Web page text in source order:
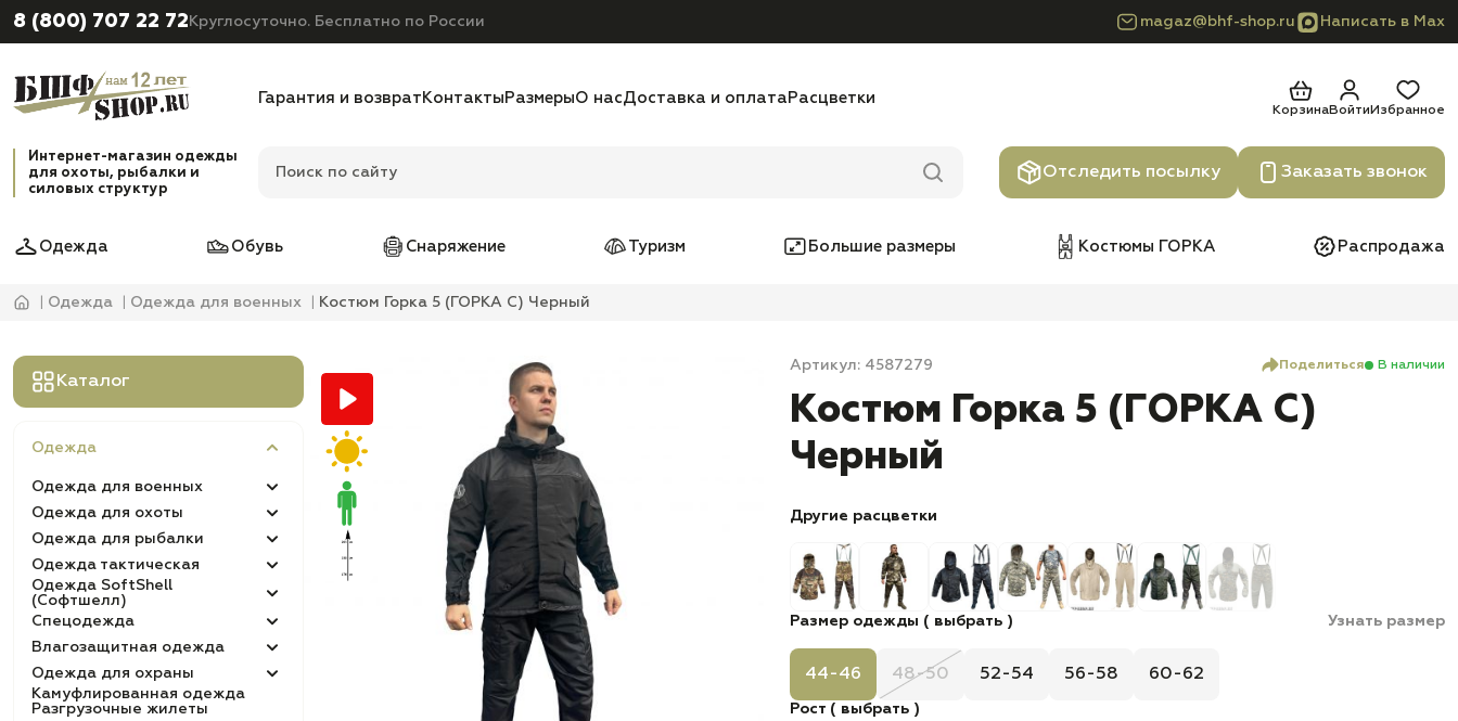
8 (800) 707 22 72 Круглосуточно. Бесплатно по России magaz@bhf-shop.ru Написать в Max
Гарантия и возврат Контакты РазмерыО насДоставка и оплата Расцветки
КорзинаВойти Избранное
Интернет-магазин одежды
для охоты, рыбалки и
силовых структур
Отследить посылку Заказать звонок
Одежда Обувь Снаряжение Туризм Большие размеры Костюмы ГОРКА Распродажа
Одежда Одежда для военных Костюм Горка 5 (ГОРКА С) Черный
Каталог
Одежда
Одежда для военных
Одежда для охоты
Одежда для рыбалки
Одежда тактическая
Одежда SoftShell
(Софтшелл)
Спецодежда
Влагозащитная одежда
Одежда для охраны
Камуфлированная одежда
Разгрузочные жилеты
Артикул: 4587279 Поделиться В наличии
Костюм Горка 5 (ГОРКА С)
Черный
Другие расцветки
Размер одежды ( выбрать ) Узнать размер
44-46 48-50 52-54 56-58 60-62
Рост ( выбрать )